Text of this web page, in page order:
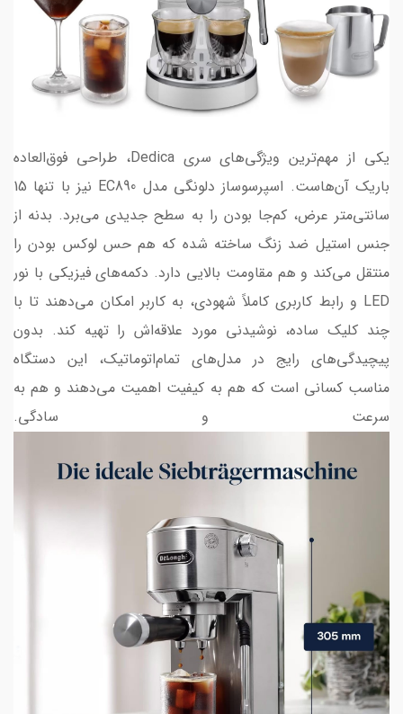
یکی از مهم‌ترین ویژگی‌های سری Dedica، طراحی فوق‌العاده
باریک آن‌هاست. اسپرسوساز دلونگی مدل EC890 نیز با تنها 15
سانتی‌متر عرض، کم‌جا بودن را به سطح جدیدی می‌برد. بدنه از
جنس استیل ضد زنگ ساخته شده که هم حس لوکس بودن را
منتقل می‌کند و هم مقاومت بالایی دارد. دکمه‌های فیزیکی با نور
LED و رابط کاربری کاملاً شهودی، به کاربر امکان می‌دهند تا با
چند کلیک ساده، نوشیدنی مورد علاقه‌اش را تهیه کند. بدون
پیچیدگی‌های رایج در مدل‌های تمام‌اتوماتیک، این دستگاه
مناسب کسانی است که هم به کیفیت اهمیت می‌دهند و هم به
سرعت و سادگی.